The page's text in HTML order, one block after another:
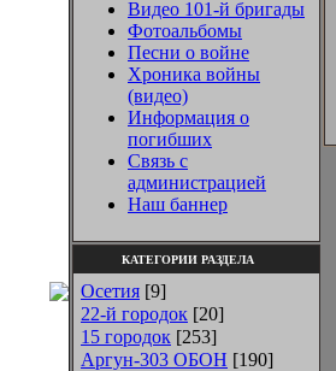
Видео 101-й бригады
Фотоальбомы
Песни о войне
Хроника войны
(видео)
Информация о
погибших
Связь с
администрацией
Наш баннер
КАТЕГОРИИ РАЗДЕЛА
Осетия [9]
22-й городок [20]
15 городок [253]
Аргун-303 ОБОН [190]